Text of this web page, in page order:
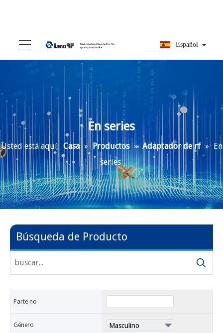
Español
En series
Usted está aquí: Casa » Productos » Adaptador de rf » En
series
Búsqueda de Producto
Parte no
Género